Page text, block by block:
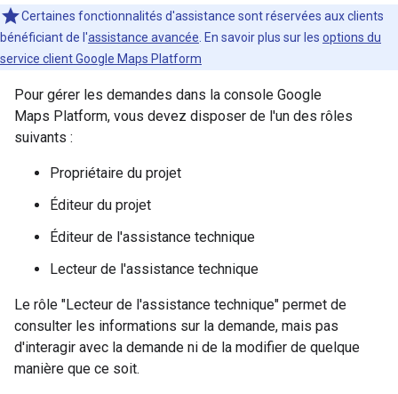
Certaines fonctionnalités d'assistance sont réservées aux clients
bénéficiant de l'assistance avancée . En savoir plus sur les options du
service client Google Maps Platform
Pour gérer les demandes dans la console Google
Maps Platform, vous devez disposer de l'un des rôles
suivants :
Propriétaire du projet
Éditeur du projet
Éditeur de l'assistance technique
Lecteur de l'assistance technique
Le rôle "Lecteur de l'assistance technique" permet de
consulter les informations sur la demande, mais pas
d'interagir avec la demande ni de la modifier de quelque
manière que ce soit.